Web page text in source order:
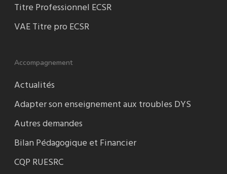
Titre Professionnel ECSR
VAE Titre pro ECSR
Accompagnement
Actualités
Adapter son enseignement aux troubles DYS
Autres demandes
Bilan Pédagogique et Financier
CQP RUESRC